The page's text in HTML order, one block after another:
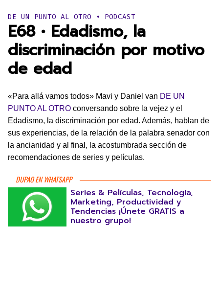
Publicado en:
DE UN PUNTO AL OTRO • PODCAST
E68 • Edadismo, la
discriminación por motivo
de edad
«Para allá vamos todos» Mavi y Daniel van DE UN
PUNTO AL OTRO conversando sobre la vejez y el
Edadismo, la discriminación por edad. Además, hablan de
sus experiencias, de la relación de la palabra senador con
la ancianidad y al final, la acostumbrada sección de
recomendaciones de series y películas.
DUPAO EN WHATSAPP
Series & Películas, Tecnología,
Marketing, Productividad y
Tendencias ¡Únete GRATIS a
nuestro grupo!